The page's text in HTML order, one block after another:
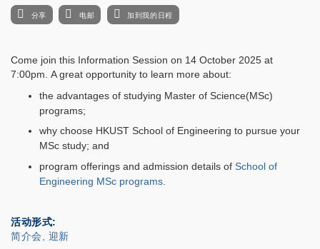
分享 电邮 加到我的日程
Come join this Information Session on 14 October 2025 at
7:00pm. A great opportunity to learn more about:
the advantages of studying Master of Science(MSc)
programs;
why choose HKUST School of Engineering to pursue your
MSc study; and
program offerings and admission details of School of
Engineering MSc programs
活动形式
简介会, 迎新